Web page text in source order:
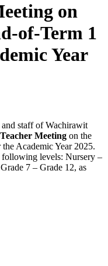
on
of-Term 1
Year
and staff of Wachirawit
Meeting on the
Academic Year 2025.
following levels: Nursery –
7 – Grade 12, as